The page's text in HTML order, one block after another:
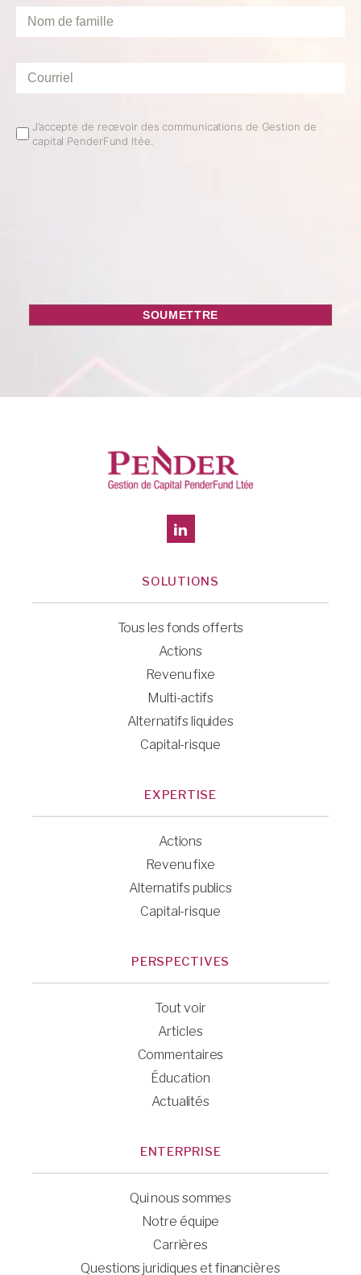
Nom
Courriel*
Email
Opt
J’accepte de recevoir des communications de Gestion de
capital PenderFund ltée.
SOLUTIONS
Tous les fonds offerts
Actions
Revenu fixe
Multi-actifs
Alternatifs liquides
Capital-risque
EXPERTISE
Actions
Revenu fixe
Alternatifs publics
Capital-risque
PERSPECTIVES
Tout voir
Articles
Commentaires
Éducation
Actualités
ENTERPRISE
Qui nous sommes
Notre équipe
Carrières
Questions juridiques et financières